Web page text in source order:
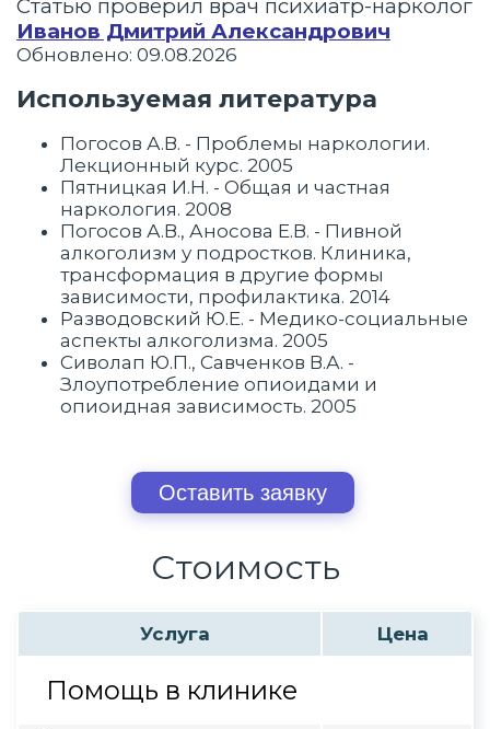
Статью проверил врач психиатр-нарколог
Иванов Дмитрий Александрович
Обновлено: 09.08.2026
Используемая литература
Погосов А.В. - Проблемы наркологии.
Лекционный курс. 2005
Пятницкая И.Н. - Общая и частная
наркология. 2008
Погосов А.В., Аносова Е.В. - Пивной
алкоголизм у подростков. Клиника,
трансформация в другие формы
зависимости, профилактика. 2014
Разводовский Ю.Е. - Медико-социальные
аспекты алкоголизма. 2005
Сиволап Ю.П., Савченков В.А. -
Злоупотребление опиоидами и
опиоидная зависимость. 2005
Оставить заявку
Стоимость
Услуга Цена
Помощь в клинике